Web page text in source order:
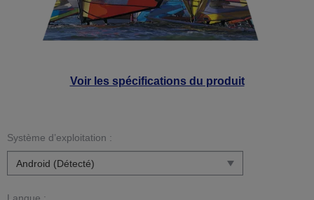
Voir les spécifications du produit
Système d’exploitation :